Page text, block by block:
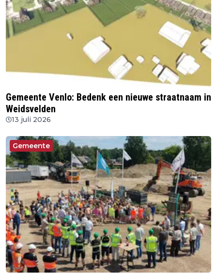
Gemeente Venlo: Bedenk een nieuwe straatnaam in
Weidsvelden
13 juli 2026
Gemeente